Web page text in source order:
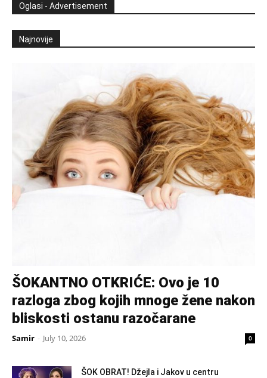
Oglasi - Advertisement
Najnovije
ŠOKANTNO OTKRIĆE: Ovo je 10
razloga zbog kojih mnoge žene nakon
bliskosti ostanu razočarane
Samir - July 10, 2026 0
ŠOK OBRAT! Džejla i Jakov u centru